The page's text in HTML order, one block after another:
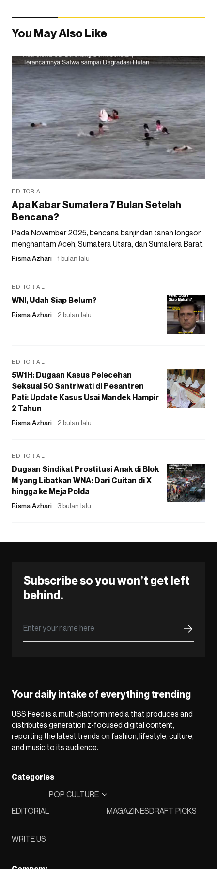
You May Also Like
EDITORIAL
Apa Kabar Sumatera 7 Bulan Setelah
Bencana?
Pada November 2025, bencana banjir dan tanah longsor
menghantam Aceh, Sumatera Utara, dan Sumatera Barat.
Risma Azhari 1 bulan lalu
EDITORIAL
WNI, Udah Siap Belum?
Risma Azhari 2 bulan lalu
EDITORIAL
5W1H: Dugaan Kasus Pelecehan
Seksual 50 Santriwati di Pesantren
Pati: Update Kasus Usai Mandek Hampir
2 Tahun
Risma Azhari 2 bulan lalu
EDITORIAL
Dugaan Sindikat Prostitusi Anak di Blok
M yang Libatkan WNA: Dari Cuitan di X
hingga ke Meja Polda
Risma Azhari 3 bulan lalu
Subscribe so you won’t get left
behind.
Your daily intake of everything trending
USS Feed is a multi-platform media that produces and
distributes generation z-focused digital content,
reporting the latest trends on fashion, lifestyle, culture,
and music to its audience.
Categories
EDITORIAL
POP CULTURE
MAGAZINESDRAFT PICKS
WRITE US